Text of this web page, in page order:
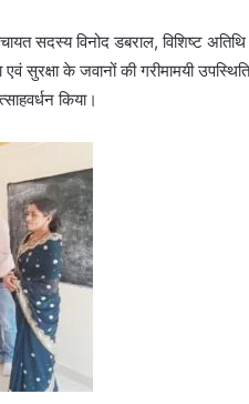
सदस्य विनोद डबराल, विशिष्ट
एवं सुरक्षा के जवानों की गरीमामयी
किया।